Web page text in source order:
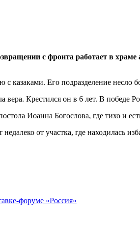
с фронта работает в
казаками. Его подразделение
вера. Крестился он в 6 лет. В победе
Иоанна Богослова, где тихо и
от участка, где
форуме «Россия»